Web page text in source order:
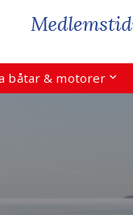
båtar & motorer